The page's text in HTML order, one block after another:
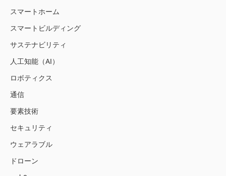
スマートホーム
スマートビルディング
サステナビリティ
人工知能（AI）
ロボティクス
通信
要素技術
セキュリティ
ウェアラブル
ドローン